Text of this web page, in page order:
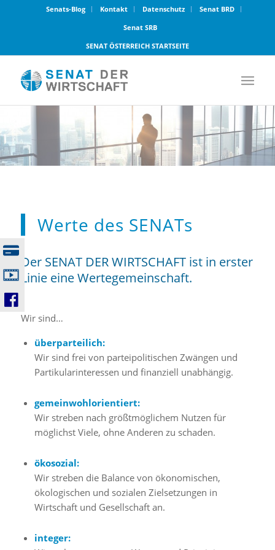
Senats-Blog Kontakt Datenschutz
Senat BRD
Senat SRB
SENAT ÖSTERREICH STARTSEITE
Werte des SENATs
Der SENAT DER WIRTSCHAFT ist in erster
Linie eine Wertegemeinschaft.
Wir sind…
überparteilich:
Wir sind frei von parteipolitischen Zwängen und
Partikularinteressen und finanziell unabhängig.
gemeinwohlorientiert:
Wir streben nach größtmöglichem Nutzen für
möglichst Viele, ohne Anderen zu schaden.
ökosozial:
Wir streben die Balance von ökonomischen,
ökologischen und sozialen Zielsetzungen in
Wirtschaft und Gesellschaft an.
integer: